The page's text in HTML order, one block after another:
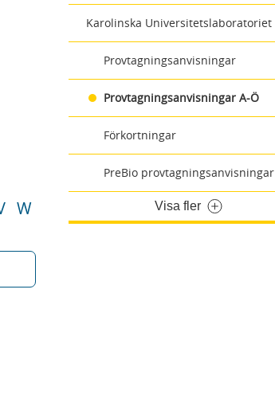
Karolinska Universitetslaboratoriet
Provtagningsanvisningar
Provtagningsanvisningar A-Ö
Förkortningar
PreBio provtagningsanvisningar
Visa fler
W